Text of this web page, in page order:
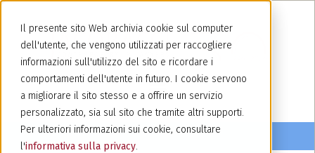
Il presente sito Web archivia cookie sul computer
dell'utente, che vengono utilizzati per raccogliere
informazioni sull'utilizzo del sito e ricordare i
comportamenti dell'utente in futuro. I cookie servono
a migliorare il sito stesso e a offrire un servizio
personalizzato, sia sul sito che tramite altri supporti.
Per ulteriori informazioni sui cookie, consultare
l'informativa sulla privacy.